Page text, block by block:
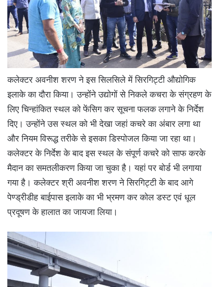
कलेक्टर अवनीश शरण ने इस सिलसिले में सिरगिट्टी औद्योगिक
इलाके का दौरा किया। उन्होंने उद्योगों से निकले कचरा के संग्रहण के
लिए चिन्हांकित स्थल को फेंसिग कर सूचना फलक लगाने के निर्देश
दिए। उन्होंने उस स्थल को भी देखा जहां कचरे का अंबार लगा था
और नियम विरूद्ध तरीके से इसका डिस्पोजल किया जा रहा था।
कलेक्टर के निर्देश के बाद इस स्थल के संपूर्ण कचरे को साफ करके
मैदान का समतलीकरण किया जा चुका है। यहां पर बोर्ड भी लगाया
गया है। कलेक्टर श्री अवनीश शरण ने सिरगिट्टी के बाद आगे
पेण्ड्रीडीह बाईपास इलाके का भी भ्रमण कर कोल डस्ट एवं धूल
प्रदूषण के हालात का जायजा लिया।